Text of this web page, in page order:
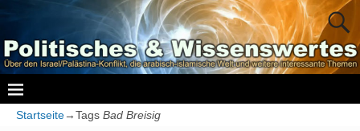
Startseite→Tags Bad Breisig